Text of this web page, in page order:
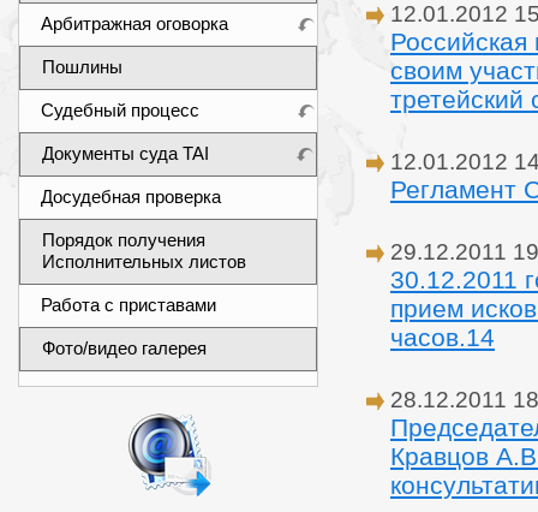
Арбитражная оговорка
Пошлины
Судебный процесс
Документы суда TAI
Досудебная проверка
Порядок получения
Исполнительных листов
Работа с приставами
Фото/видео галерея
12.01.2012
Российская
своим
третейский
12.01.2012
Регламент
29.12.2011
30.12.2011
прием
часов.14
28.12.2011
Кравцов